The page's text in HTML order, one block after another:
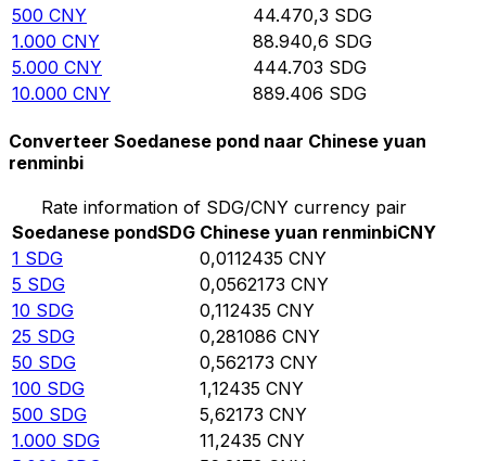
500 CNY 44.470,3 SDG
1.000 CNY 88.940,6 SDG
5.000 CNY 444.703 SDG
10.000 CNY 889.406 SDG
Converteer Soedanese pond naar Chinese yuan
renminbi
Rate information of SDG/CNY currency pair
Soedanese pondSDG Chinese yuan renminbiCNY
1 SDG 0,0112435 CNY
5 SDG 0,0562173 CNY
10 SDG 0,112435 CNY
25 SDG 0,281086 CNY
50 SDG 0,562173 CNY
100 SDG 1,12435 CNY
500 SDG 5,62173 CNY
1.000 SDG 11,2435 CNY